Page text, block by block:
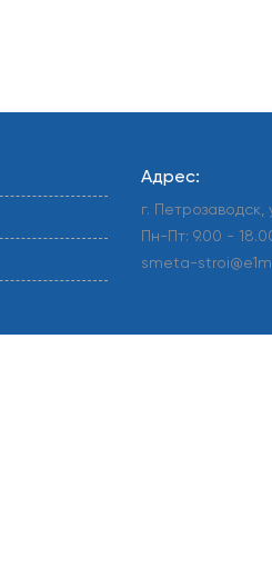
Адрес:
г. Петрозаводск,
Пн-Пт: 9.00 -
smeta-